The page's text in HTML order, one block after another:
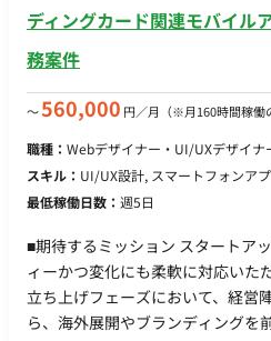
ーディーな制作進行 担当工程：【
日数：週5日（月160時間目安。た
60時間など少なめの稼働からスタ
合わせを行った上で段階的に稼働
ト稼働：可 ・フレックス稼働：可
ディングカード関連モバイル
務案件
〜560,000 円／月 （※月160時間稼働
職種： Webデザイナー・UI/UXデザイナ
スキル： UI/UX設計, スマートフォンア
最低稼働日数： 週5日
■期待するミッション スタートア
ィーかつ変化にも柔軟に対応いた
立ち上げフェーズにおいて、経営
ら、海外展開やブランディングを